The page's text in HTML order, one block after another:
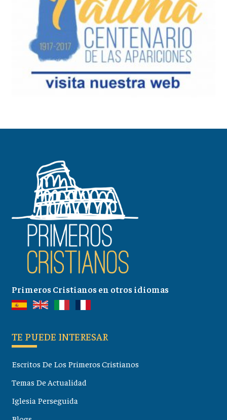
Primeros Cristianos en otros idiomas
TE PUEDE INTERESAR
Escritos De Los Primeros Cristianos
Temas De Actualidad
Iglesia Perseguida